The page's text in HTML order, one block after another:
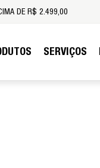
DE R$ 2.499,00
SERVIÇOS